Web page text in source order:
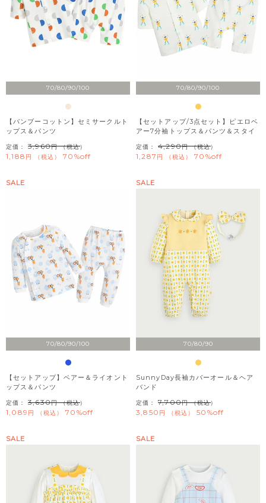
70/80/90/100
【バンブーコットン】セミサークルト
ップス＆パンツ
定価： 3,960 （税込）
1,188 税込 70%off
70/80/90/100
【セットアップ/3点セット】ピエロベ
アー7分袖トップス＆パンツ＆スタイ
定価： 4,290 （税込）
1,287 税込 70%off
70/80/90/100
SALE
【セットアップ】ベアー＆ライオント
ップス＆パンツ
定価： 3,630 （税込）
1,089 税込 70%off
70/80/90
SALE
SunnyDay長袖カバーオール＆ヘア
バンド
定価： 7,700 （税込）
3,850 税込 50%off
SALE SALE